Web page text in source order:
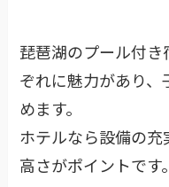
琵琶湖のプール付
ぞれに魅力があり
めます。
ホテルなら設備の
高さがポイントです。